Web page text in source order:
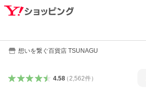
想いを繋ぐ百貨店 TSUNAGU
4.58（ 2,562件）